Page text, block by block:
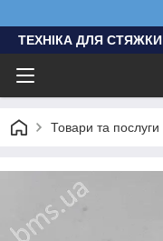
ТЕХНІКА ДЛЯ СТЯЖКИ
Товари та послуги